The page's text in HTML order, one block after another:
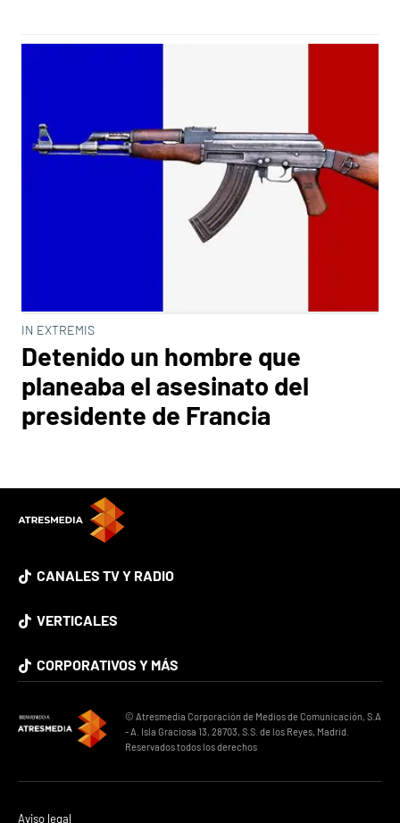
IN EXTREMIS
Detenido un hombre que
planeaba el asesinato del
presidente de Francia
CANALES TV Y RADIO
VERTICALES
CORPORATIVOS Y MÁS
© Atresmedia Corporación de Medios de Comunicación, S.A
- A. Isla Graciosa 13, 28703, S.S. de los Reyes, Madrid.
Reservados todos los derechos
Aviso legal